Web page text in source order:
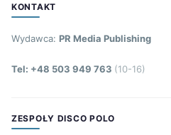
KONTAKT
Wydawca: PR Media Publishing
Tel: +48 503 949 763 (10-16)
ZESPOŁY DISCO POLO